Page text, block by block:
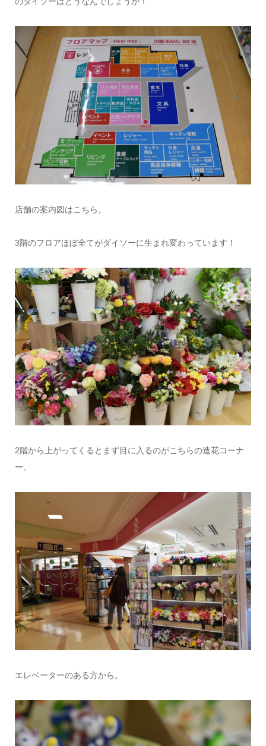
店舗の案内図はこちら。
3階のフロアほぼ全てがダイソーに生まれ変わっています！
2階から上がってくるとまず目に入るのがこちらの造花コーナ
ー。
エレベーターのある方から。